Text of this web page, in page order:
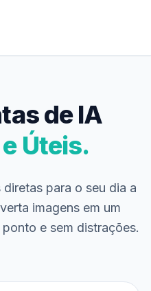
de IA
Úteis.
para o seu dia a
imagens em um
e sem distrações.